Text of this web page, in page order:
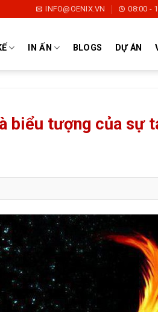
INFO@OENIX.VN 08:00 -
IN ẤN BLOGS DỰ ÁN
biểu tượng của sự